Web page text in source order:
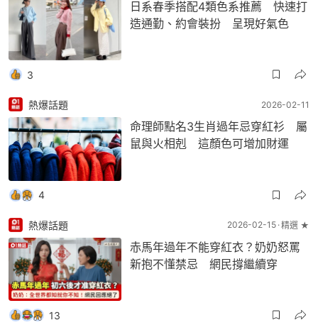
日系春季搭配4類色系推薦 快速打
造通勤、約會裝扮 呈現好氣色
3
熱爆話題 2026-02-11
命理師點名3生肖過年忌穿紅衫 屬
鼠與火相剋 這顏色可增加財運
4
熱爆話題 2026-02-15 精選 ★
赤馬年過年不能穿紅衣？奶奶怒罵
新抱不懂禁忌 網民撐繼續穿
13